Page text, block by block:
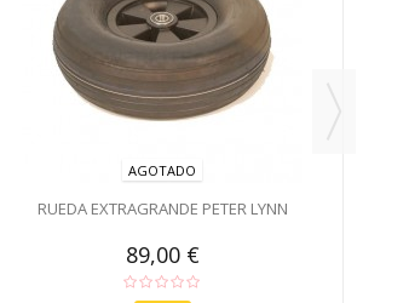
AGOTADO
RUEDA EXTRAGRANDE PETER LYNN
89,00 €